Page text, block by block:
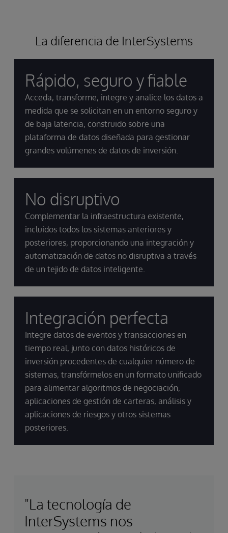
La diferencia de InterSystems
Rápido, seguro y fiable
Acceda, transforme, integre y analice los datos a
medida que se solicitan en un entorno seguro y
de baja latencia, construido sobre una
plataforma de datos diseñada para gestionar
grandes volúmenes de datos de inversión.
No disruptivo
Complementar la infraestructura existente,
incluidos todos los sistemas anteriores y
posteriores, proporcionando una integración y
automatización de datos no disruptiva a través
de un tejido de datos inteligente.
Integración perfecta
Integre datos de eventos y transacciones en
tiempo real, junto con datos históricos de
inversión procedentes de cualquier número de
sistemas, transfórmelos en un formato unificado
para alimentar algoritmos de negociación,
aplicaciones de gestión de carteras, análisis y
aplicaciones de riesgos y otros sistemas
posteriores.
"La tecnología de
InterSystems nos